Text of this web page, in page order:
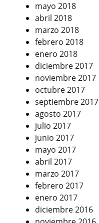
mayo 2018
abril 2018
marzo 2018
febrero 2018
enero 2018
diciembre 2017
noviembre 2017
octubre 2017
septiembre 2017
agosto 2017
julio 2017
junio 2017
mayo 2017
abril 2017
marzo 2017
febrero 2017
enero 2017
diciembre 2016